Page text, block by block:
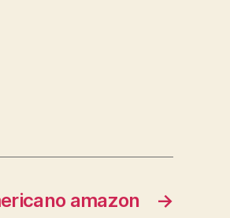
→
amazon